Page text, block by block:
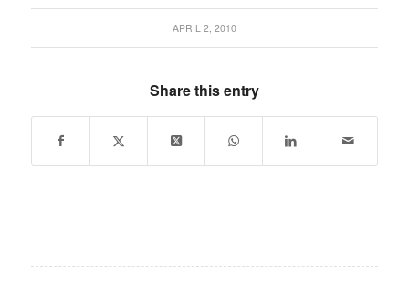
APRIL 2, 2010
Share this entry